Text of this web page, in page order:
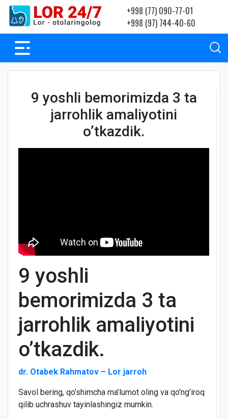
+998 (77) 090-77-01
+998 (97) 744-40-60
9 yoshli bemorimizda 3 ta
jarrohlik amaliyotini
o’tkazdik.
9 yoshli
bemorimizda 3 ta
jarrohlik amaliyotini
o’tkazdik.
dr. Otabek Rahmatov – Lor jarroh
Savol bering, qo’shimcha ma’lumot oling va qo’ng’iroq
qilib uchrashuv tayinlashingiz mumkin.